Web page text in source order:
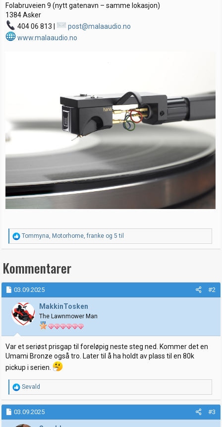
Folabruveien 9 (nytt gatenavn – samme lokasjon)
1384 Asker
404 06 813 |
post@malaaudio.no
www.malaaudio.no
R
e
a
s
j
o
n
e
r
:
Tommyna, Motorhome, franke og 5 til
Kommentarer
03.09.2025 #2
MakkinTosken
The Lawnmower Man
Var et seriøst prisgap til foreløpig neste steg ned. Kommer det en
Umami Bronze også tro. Later til å ha holdt av plass til en 80k
pickup i serien.
R
e
a
k
Sevald
03.09.2025 #3